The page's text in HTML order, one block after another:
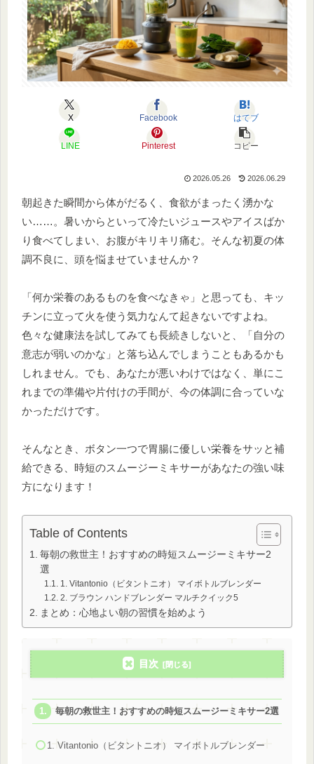
X Facebook はてブ
LINE Pinterest コピー
2026.05.26 2026.06.29
朝起きた瞬間から体がだるく、食欲がまったく湧かな
い……。暑いからといって冷たいジュースやアイスばか
り食べてしまい、お腹がキリキリ痛む。そんな初夏の体
調不良に、頭を悩ませていませんか？
「何か栄養のあるものを食べなきゃ」と思っても、キッ
チンに立って火を使う気力なんて起きないですよね。
色々な健康法を試してみても長続きしないと、「自分の
意志が弱いのかな」と落ち込んでしまうこともあるかも
しれません。でも、あなたが悪いわけではなく、単にこ
れまでの準備や片付けの手間が、今の体調に合っていな
かっただけです。
そんなとき、ボタン一つで胃腸に優しい栄養をサッと補
給できる、時短のスムージーミキサーがあなたの強い味
方になります！
Table of Contents
毎朝の救世主！おすすめの時短スムージーミキサー2
選
1. Vitantonio（ビタントニオ） マイボトルブレンダー
2. ブラウン ハンドブレンダー マルチクイック5
まとめ：心地よい朝の習慣を始めよう
目次
毎朝の救世主！おすすめの時短スムージーミキサー2選
1. Vitantonio（ビタントニオ） マイボトルブレンダー